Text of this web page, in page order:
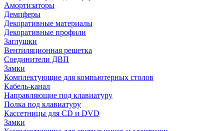
Амортизаторы
Демпферы
Декоративные материалы
Декоративные профили
Заглушки
Вентиляционная решетка
Соединители ДВП
Замки
Комплектующие для компьютерных столов
Кабель-канал
Направляющие под клавиатуру
Полка под клавиатуру
Кассетницы для CD и DVD
Замки